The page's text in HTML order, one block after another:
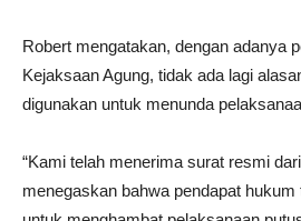
Robert mengatakan, dengan adanya
Kejaksaan Agung, tidak ada lagi
digunakan untuk menunda
“Kami telah menerima surat resmi
menegaskan bahwa pendapat